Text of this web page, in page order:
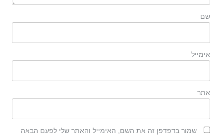
שם
אימייל
אתר
שמור בדפדפן זה את השם, האימייל והאתר שלי לפעם הבאה